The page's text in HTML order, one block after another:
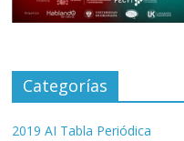
Categorías
2019 AI Tabla Periódica